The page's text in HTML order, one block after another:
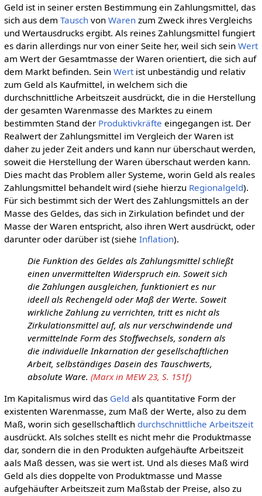
Geld ist in seiner ersten Bestimmung ein Zahlungsmittel, das
sich aus dem Tauschvon Warenzum Zweck ihres Vergleichs
und Wertausdrucks ergibt. Als reines Zahlungsmittel fungiert
es darin allerdings nur von einer Seite her, weil sich sein Wert
am Wert der Gesamtmasse der Waren orientiert, die sich auf
dem Markt befinden. Sein Wertist unbeständig und relativ
zum Geld als Kaufmittel, in welchem sich die
durchschnittliche Arbeitszeit ausdrückt, die in die Herstellung
der gesamten Warenmasse des Marktes zu einem
bestimmten Stand der Produktivkräfte eingegangen ist. Der
Realwert der Zahlungsmittel im Vergleich der Waren ist
daher zu jeder Zeit anders und kann nur überschaut werden,
soweit die Herstellung der Waren überschaut werden kann.
Dies macht das Problem aller Systeme, worin Geld als reales
Zahlungsmittel behandelt wird (siehe hierzu Regionalgeld).
Für sich bestimmt sich der Wert des Zahlungsmittels an der
Masse des Geldes, das sich in Zirkulation befindet und der
Masse der Waren entspricht, also ihren Wert ausdrückt, oder
darunter oder darüber ist (siehe Inflation).
Die Funktion des Geldes als Zahlungsmittel schließt
einen unvermittelten Widerspruch ein. Soweit sich
die Zahlungen ausgleichen, funktioniert es nur
ideell als Rechengeld oder Maß der Werte. Soweit
wirkliche Zahlung zu verrichten, tritt es nicht als
Zirkulationsmittel auf, als nur verschwindende und
vermittelnde Form des Stoffwechsels, sondern als
die individuelle Inkarnation der gesellschaftlichen
Arbeit, selbständiges Dasein des Tauschwerts,
absolute Ware. (Marx in MEW 23, S. 151f)
Im Kapitalismus wird das Geld als quantitative Form der
existenten Warenmasse, zum Maß der Werte, also zu dem
Maß, worin sich gesellschaftlich durchschnittliche Arbeitszeit
ausdrückt. Als solches stellt es nicht mehr die Produktmasse
dar, sondern die in den Produkten aufgehäufte Arbeitszeit
aals Maß dessen, was sie wert ist. Und als dieses Maß wird
Geld als dies doppelte von Produktmasse und Masse
aufgehäufter Arbeitszeit zum Maßstab der Preise, also zu